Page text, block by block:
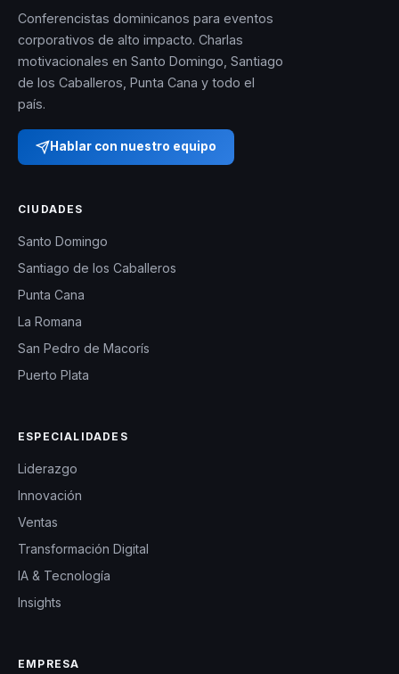
Conferencistas dominicanos para eventos
corporativos de alto impacto. Charlas
motivacionales en Santo Domingo, Santiago
de los Caballeros, Punta Cana y todo el
país.
Hablar con nuestro equipo
CIUDADES
Santo Domingo
Santiago de los Caballeros
Punta Cana
La Romana
San Pedro de Macorís
Puerto Plata
ESPECIALIDADES
Liderazgo
Innovación
Ventas
Transformación Digital
IA & Tecnología
Insights
EMPRESA